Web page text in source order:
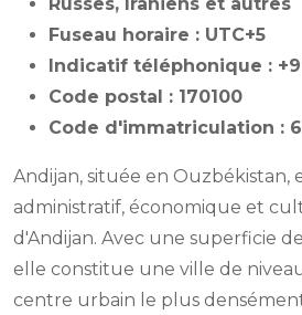
Fuseau horaire : UTC+5
Indicatif téléphonique :
Code postal : 170100
Code d'immatriculation :
Andijan, située en Ouzbékistan,
administratif, économique et
d'Andijan. Avec une superficie
elle constitue une ville de
centre urbain le plus